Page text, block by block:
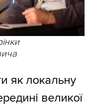
як локальну
великої